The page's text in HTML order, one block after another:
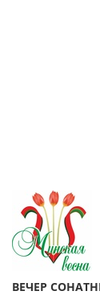
ВЕЧЕР